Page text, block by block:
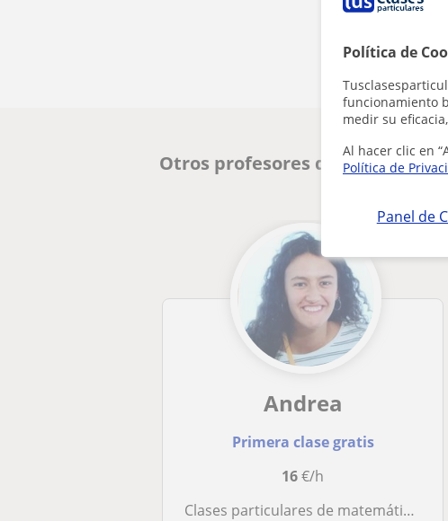
Política de
funcionamiento
medir su
Al hacer clic en
Política de
Panel de
Otros profesores de
Andrea
Primera clase gratis
16€/h
Clases particulares de matemáticas y química